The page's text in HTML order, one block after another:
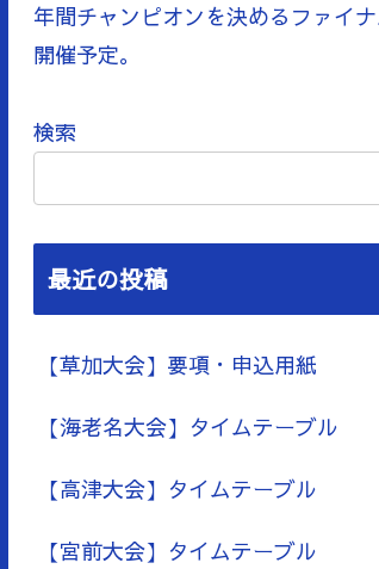
年間チャンピオンを決めるファイ
開催予定。
検索
最近の投稿
【草加大会】要項・申込用紙
【海老名大会】タイムテーブル
【高津大会】タイムテーブル
【宮前大会】タイムテーブル